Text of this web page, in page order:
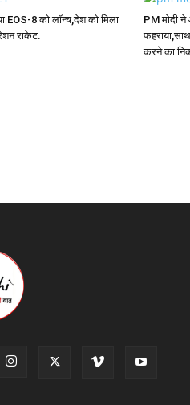
EOS-8 को लॉन्च,देश को मिला
राकेट.
PM मोदी
फहराया,साथ
करने का